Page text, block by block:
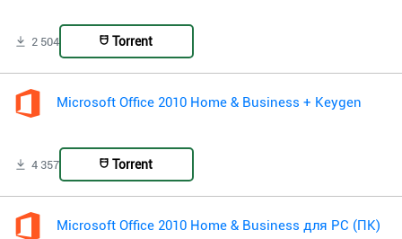
2 504 Torrent
Microsoft Office 2010 Home & Business + Keygen
4 357 Torrent
Microsoft Office 2010 Home & Business для PC (ПК)